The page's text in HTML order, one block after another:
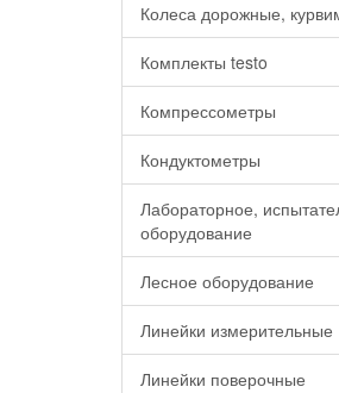
Колеса дорожные,
Комплекты testo
Компрессометры
Кондуктометры
Лабораторное,
оборудование
Лесное оборудование
Линейки измерительные
Линейки поверочные